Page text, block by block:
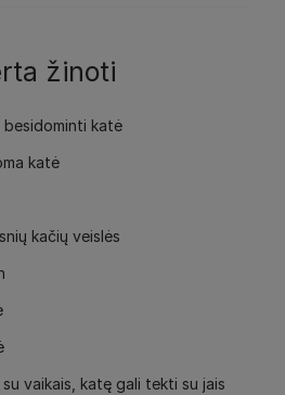
žinoti
besidominti katė
katė
kačių veislės
vaikais, katę gali tekti su jais